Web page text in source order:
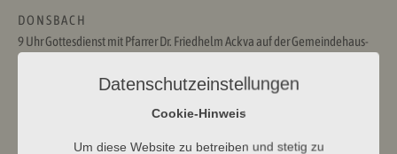
D O N S B A C H
9 Uhr Gottesdienst mit Pfarrer Dr. Friedhelm Ackva auf der Gemeindehaus-
Datenschutzeinstellungen
Cookie-Hinweis
Um diese Website zu betreiben und stetig zu